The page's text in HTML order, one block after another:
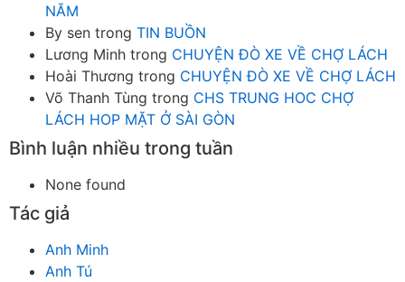
NĂM
By sen trong TIN BUỒN
Lương Minh trong CHUYỆN ĐÒ XE VỀ CHỢ LÁCH
Hoài Thương trong CHUYỆN ĐÒ XE VỀ CHỢ LÁCH
Võ Thanh Tùng trong CHS TRUNG HOC CHỢ
LÁCH HOP MẶT Ở SÀI GÒN
Bình luận nhiều trong tuần
None found
Tác giả
Anh Minh
Anh Tú